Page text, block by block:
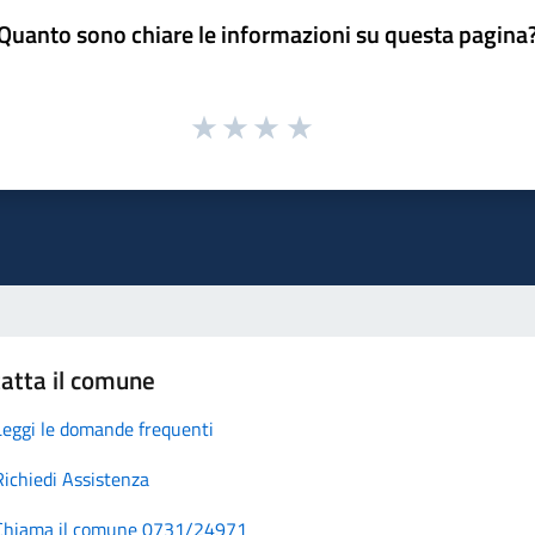
sono chiare le informazioni su questa
il comune
le domande frequenti
Assistenza
il comune 0731/24971